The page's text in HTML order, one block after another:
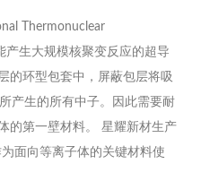
Thermonuclear
产生大规模核聚变反应的超导
的环型包套中，屏蔽包层将吸
产生的所有中子。因此需要耐
的第一壁材料。 星耀新材生产
面向等离子体的关键材料使